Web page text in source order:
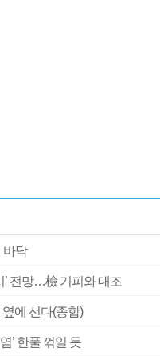
바닥
’ 전망…檢 기피와 대조
에 선다(종합)
’ 한풀 꺾일 듯